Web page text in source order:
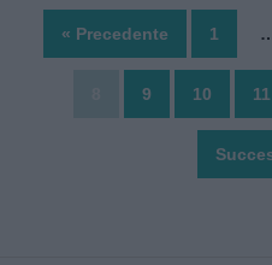
« Precedente 1
9 10 11